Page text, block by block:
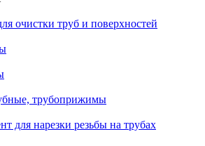
очистки труб и поверхностей
трубоприжимы
для нарезки резьбы на трубах